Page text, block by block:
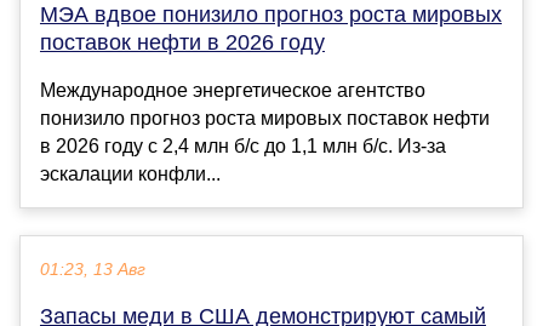
МЭА вдвое понизило прогноз роста мировых
поставок нефти в 2026 году
Международное энергетическое агентство
понизило прогноз роста мировых поставок нефти
в 2026 году с 2,4 млн б/с до 1,1 млн б/с. Из-за
эскалации конфли...
01:23, 13 Авг
Запасы меди в США демонстрируют самый